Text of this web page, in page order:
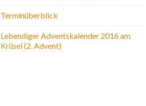
Terminüberblick
Lebendiger Adventskalender 2016 am
Krüsel (2. Advent)